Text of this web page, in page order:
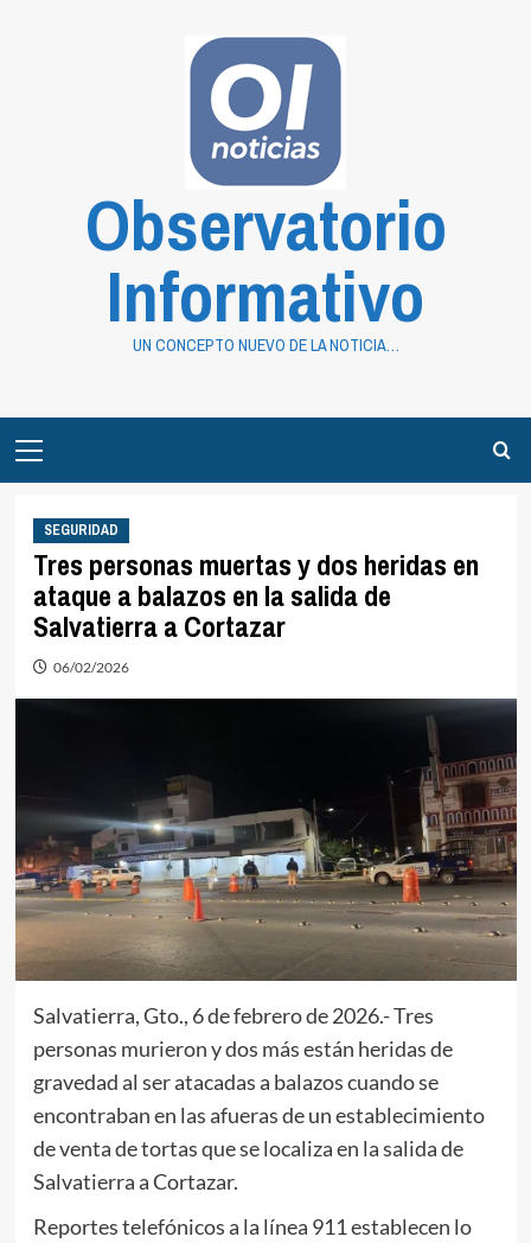
Observatorio
Informativo
UN CONCEPTO NUEVO DE LA NOTICIA…
Menu
SEGURIDAD
Tres personas muertas y dos heridas en
ataque a balazos en la salida de
Salvatierra a Cortazar
06/02/2026
Salvatierra, Gto., 6 de febrero de 2026.- Tres
personas murieron y dos más están heridas de
gravedad al ser atacadas a balazos cuando se
encontraban en las afueras de un establecimiento
de venta de tortas que se localiza en la salida de
Salvatierra a Cortazar.
Reportes telefónicos a la línea 911 establecen lo